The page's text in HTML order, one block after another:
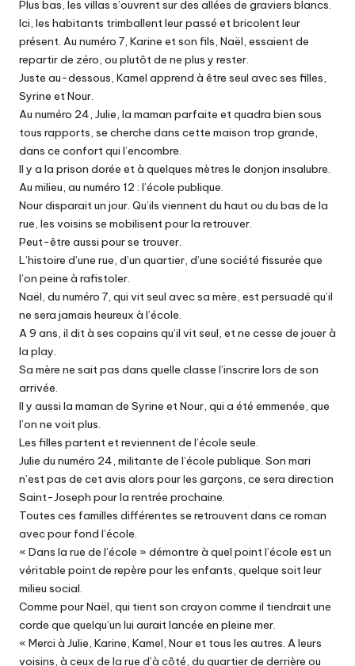
Plus bas, les villas s’ouvrent sur des allées de graviers blancs.
Ici, les habitants trimballent leur passé et bricolent leur
présent. Au numéro 7, Karine et son fils, Naël, essaient de
repartir de zéro, ou plutôt de ne plus y rester.
Juste au-dessous, Kamel apprend à être seul avec ses filles,
Syrine et Nour.
Au numéro 24, Julie, la maman parfaite et quadra bien sous
tous rapports, se cherche dans cette maison trop grande,
dans ce confort qui l’encombre.
Il y a la prison dorée et à quelques mètres le donjon insalubre.
Au milieu, au numéro 12 : l’école publique.
Nour disparait un jour. Qu’ils viennent du haut ou du bas de la
rue, les voisins se mobilisent pour la retrouver.
Peut-être aussi pour se trouver.
L’histoire d’une rue, d’un quartier, d’une société fissurée que
l’on peine à rafistoler.
Naël, du numéro 7, qui vit seul avec sa mère, est persuadé qu’il
ne sera jamais heureux à l’école.
A 9 ans, il dit à ses copains qu’il vit seul, et ne cesse de jouer à
la play.
Sa mère ne sait pas dans quelle classe l’inscrire lors de son
arrivée.
Il y aussi la maman de Syrine et Nour, qui a été emmenée, que
l’on ne voit plus.
Les filles partent et reviennent de l’école seule.
Julie du numéro 24, militante de l’école publique. Son mari
n’est pas de cet avis alors pour les garçons, ce sera direction
Saint-Joseph pour la rentrée prochaine.
Toutes ces familles différentes se retrouvent dans ce roman
avec pour fond l’école.
« Dans la rue de l’école » démontre à quel point l’école est un
véritable point de repère pour les enfants, quelque soit leur
milieu social.
Comme pour Naël, qui tient son crayon comme il tiendrait une
corde que quelqu’un lui aurait lancée en pleine mer.
« Merci à Julie, Karine, Kamel, Nour et tous les autres. A leurs
voisins, à ceux de la rue d’à côté, du quartier de derrière ou